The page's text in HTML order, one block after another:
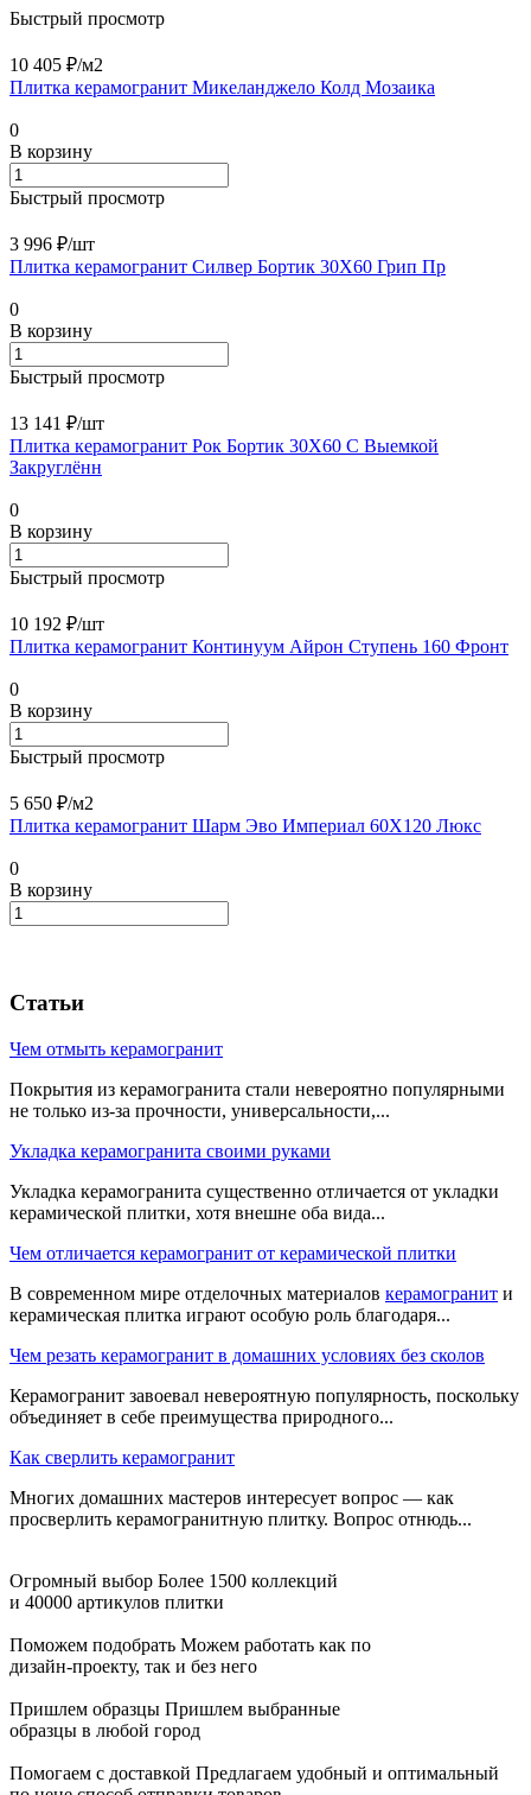
Быстрый просмотр
10 405 ₽/м2
Плитка керамогранит Микеланджело Колд Мозаика
0
В корзину
Быстрый просмотр
3 996 ₽/шт
Плитка керамогранит Силвер Бортик 30X60 Грип Пр
0
В корзину
Быстрый просмотр
13 141 ₽/шт
Плитка керамогранит Рок Бортик 30X60 С Выемкой
Закруглённ
0
В корзину
Быстрый просмотр
10 192 ₽/шт
Плитка керамогранит Континуум Айрон Ступень 160 Фронт
0
В корзину
Быстрый просмотр
5 650 ₽/м2
Плитка керамогранит Шарм Эво Империал 60X120 Люкс
0
В корзину
Статьи
Чем отмыть керамогранит
Покрытия из керамогранита стали невероятно популярными
не только из-за прочности, универсальности,...
Укладка керамогранита своими руками
Укладка керамогранита существенно отличается от укладки
керамической плитки, хотя внешне оба вида...
Чем отличается керамогранит от керамической плитки
В современном мире отделочных материалов керамогранит и
керамическая плитка играют особую роль благодаря...
Чем резать керамогранит в домашних условиях без сколов
Керамогранит завоевал невероятную популярность, поскольку
объединяет в себе преимущества природного...
Как сверлить керамогранит
Многих домашних мастеров интересует вопрос — как
просверлить керамогранитную плитку. Вопрос отнюдь...
Огромный выбор Более 1500 коллекций
и 40000 артикулов плитки
Поможем подобрать Можем работать как по
дизайн-проекту, так и без него
Пришлем образцы Пришлем выбранные
образцы в любой город
Помогаем с доставкой Предлагаем удобный и оптимальный